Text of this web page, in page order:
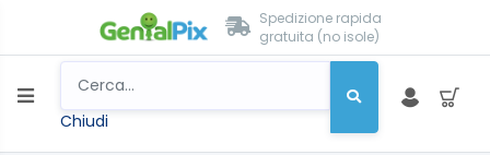
Spedizione rapida
gratuita (no isole)
Chiudi